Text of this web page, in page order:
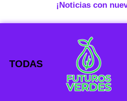
¡Noticias con
TODAS